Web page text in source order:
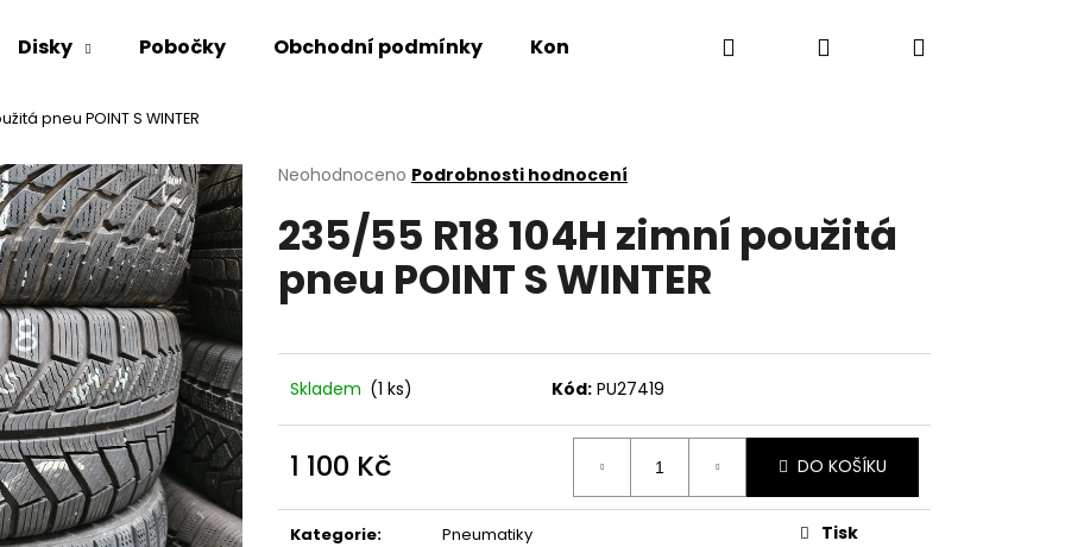
Disky Pobočky Obchodní podmínky Kontakty Hledat PřihlášeníNákupní
pneu POINT S WINTER
Průměrné
produktu
je
5
Neohodnoceno Podrobnosti hodnocení
235/55 R18 104H zimní použitá
pneu POINT S WINTER
Skladem (1 ks) Kód: PU27419
1 100 Kč
cena:
DO KOŠÍKU
Kategorie:
Pneumatiky
Tisk
Co potřebujete najít?
HLEDAT
Doporučujeme